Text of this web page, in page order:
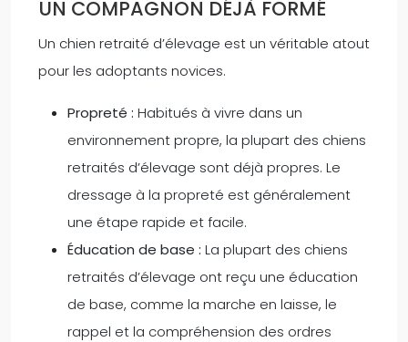
UN COMPAGNON DÉJÀ FORMÉ
Un chien retraité d’élevage est un véritable atout
pour les adoptants novices.
Propreté : Habitués à vivre dans un
environnement propre, la plupart des chiens
retraités d’élevage sont déjà propres. Le
dressage à la propreté est généralement
une étape rapide et facile.
Éducation de base : La plupart des chiens
retraités d’élevage ont reçu une éducation
de base, comme la marche en laisse, le
rappel et la compréhension des ordres